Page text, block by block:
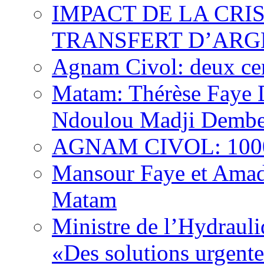
IMPACT DE LA
TRANSFERT
Agnam Civol: deux
Matam: Thérèse
Ndoulou Madji
AGNAM CIVOL:
Mansour Faye et
Matam
Ministre de
«Des solutions